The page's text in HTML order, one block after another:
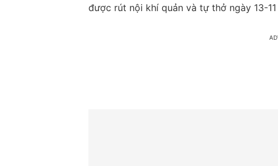
được rút nội khí quản và tự thở ngày 13-11